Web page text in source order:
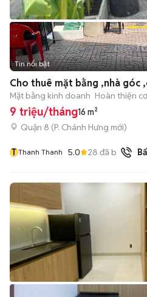
Tin nổi bật
Cho thuê mặt bằng ,nhà góc
Mặt bằng kinh doanh Hoàn thiện
9 triệu/tháng16 m²
Quận 8 (P. Chánh Hưng mới)
T Thanh Thanh 5.0 28 đã bán